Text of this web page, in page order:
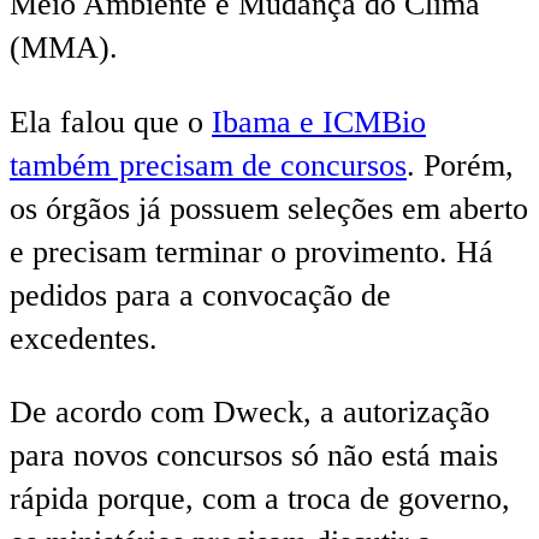
(MMA).
Ela falou que o Ibama e ICMBio
também precisam de concursos. Porém,
os órgãos já possuem seleções em aberto
e precisam terminar o provimento. Há
pedidos para a convocação de
excedentes.
De acordo com Dweck, a autorização
para novos concursos só não está mais
rápida porque, com a troca de governo,